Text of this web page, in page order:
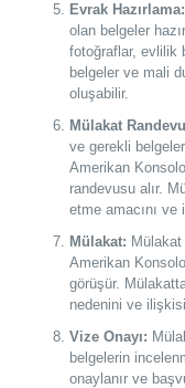
Evrak Hazırlama:
olan belgeler
fotoğraflar, evlilik
belgeler ve mali
oluşabilir.
Mülakat
ve gerekli
Amerikan
randevusu alır.
etme amacını ve
Mülakat:
Amerikan
görüşür.
nedenini ve
Vize Onayı:
belgelerin
onaylanır ve